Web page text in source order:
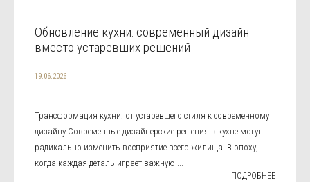
Обновление кухни: современный дизайн
вместо устаревших решений
19.06.2026
Трансформация кухни: от устаревшего стиля к современному
дизайну Современные дизайнерские решения в кухне могут
радикально изменить восприятие всего жилища. В эпоху,
когда каждая деталь играет важную ...
ПОДРОБНЕЕ